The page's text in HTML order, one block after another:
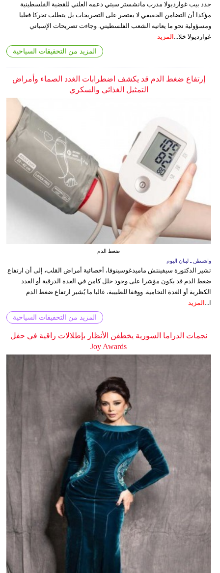
جدد بيب غوارديولا مدرب مانشستر سيتي دعمه العلني للقضية الفلسطينية
مؤكدا أن التضامن الحقيقي لا يقتصر على التصريحات بل يتطلب تحركا فعليا
ومسؤولية نحو ما يعانيه الشعب الفلسطيني. وجاءت تصريحات الإسباني
غوارديولا خلا... المزيد
المزيد من التحقيقات السياحية
إرتفاع ضغط الدم قد يكشف اضطرابات الغدد الصماء وأمراض
التمثيل الغذائي والسكري
ضغط الدم
واشنطن ـ لبنان اليوم
تشير الدكتورة سيفينتش ماميدغوسينوفا، أخصائية أمراض القلب، إلى أن ارتفاع
ضغط الدم قد يكون مؤشرا على وجود خلل كامن في الغدة الدرقية أو الغدد
الكظرية أو الغدة النخامية. ووفقا للطبيبة، غالبا ما يُشير ارتفاع ضغط الدم
ا...
المزيد
المزيد من التحقيقات السياحية
نجمات الدراما السورية يخطفن الأنظار بإطلالات راقية في حفل
Joy Awards